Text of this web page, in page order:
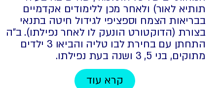
תותיא לאור) ולאחר מכן ללימודים אקדמיים
בבריאות הצמח וספציפי לגידול חיטה בתנאי
בצורת (הדוקטורט הונעק לו לאחר נפילתו). ב"ה
התחתן עם בחירת לבו טליה והביאו 3 ילדים
מתוקים, בני 5, 3 ושנה בעת נפילתו.
קרא עוד